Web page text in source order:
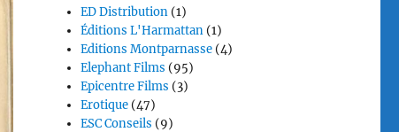
ED Distribution (1)
Éditions L'Harmattan (1)
Editions Montparnasse (4)
Elephant Films (95)
Epicentre Films (3)
Erotique (47)
ESC Conseils (9)